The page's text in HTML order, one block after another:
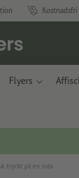
Flyers
tryckt på en sida